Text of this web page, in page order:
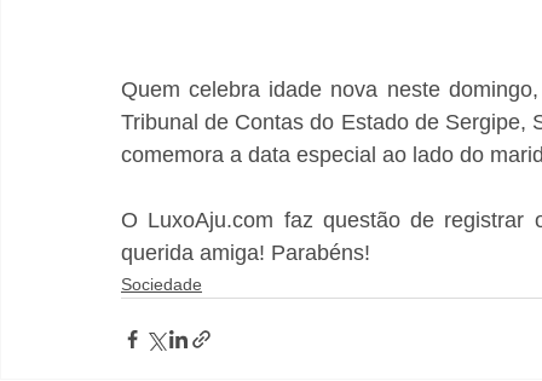
Quem celebra idade nova neste
Tribunal de Contas do Estado de Sergipe,
comemora a data especial ao lado do
O LuxoAju.com faz questão de
querida amiga! Parabéns!
Sociedade